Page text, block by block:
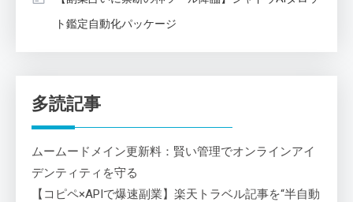
ト鑑定自動化パッケージ
多読記事
ムームードメイン更新料：賢い管理でオンラインアイ
デンティティを守る
【コピペ×APIで爆速副業】楽天トラベル記事を“半自動